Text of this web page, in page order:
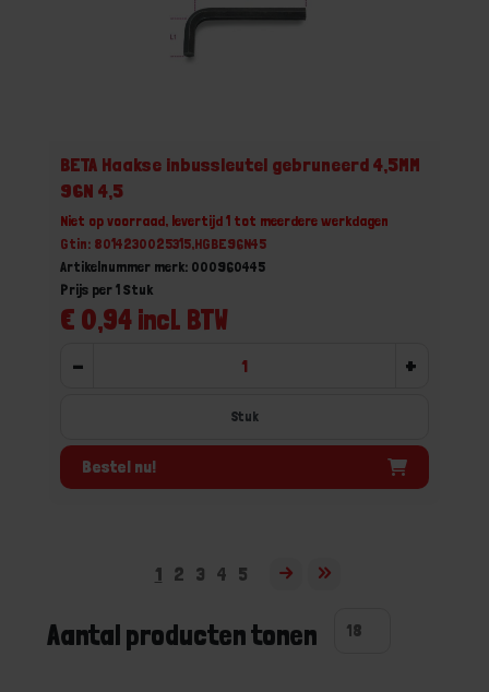
BETA Haakse inbussleutel gebruneerd 4,5MM
96N 4,5
Niet op voorraad, levertijd 1 tot meerdere werkdagen
Gtin: 8014230025315,HGBE96N45
Artikelnummer merk: 000960445
€ 0,94 incl. BTW
Prijs per 1 Stuk
- +
Stuk
Bestel nu!
1 2 3 4 5
Aantal producten tonen